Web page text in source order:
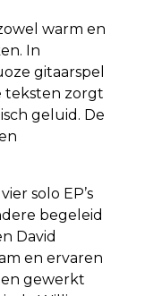
warm en
In
gitaarspel
teksten zorgt
geluid. De
solo EP’s
begeleid
David
en ervaren
gewerkt